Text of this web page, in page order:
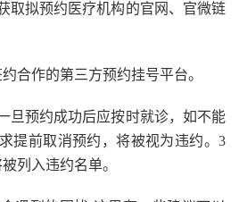
取拟预约医疗机构的官网、官微链
合作的第三方预约挂号平台。
旦预约成功后应按时就诊，如不能
提前取消预约，将被视为违约。3
列入违约名单。